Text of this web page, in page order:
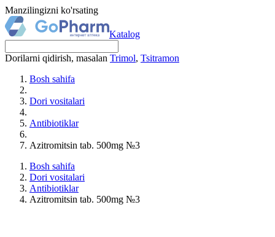
Manzilingizni ko'rsating
Katalog
Dorilarni qidirish, masalan Trimol, Tsitramon
Bosh sahifa
Dori vositalari
Antibiotiklar
Azitromitsin tab. 500mg №3
Bosh sahifa
Dori vositalari
Antibiotiklar
Azitromitsin tab. 500mg №3